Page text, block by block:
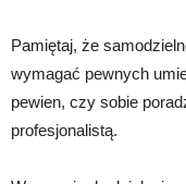
Pamiętaj, że
wymagać pewnych
pewien, czy sobie
profesjonalistą.